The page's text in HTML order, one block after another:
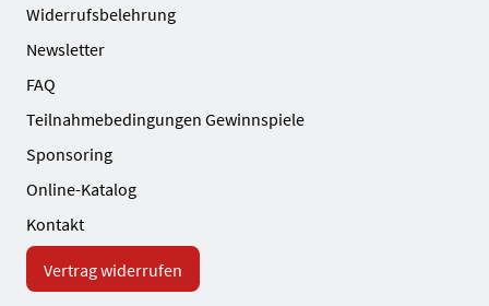
Widerrufsbelehrung
Newsletter
FAQ
Teilnahmebedingungen Gewinnspiele
Sponsoring
Online-Katalog
Kontakt
Vertrag widerrufen